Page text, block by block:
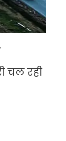
चल रही